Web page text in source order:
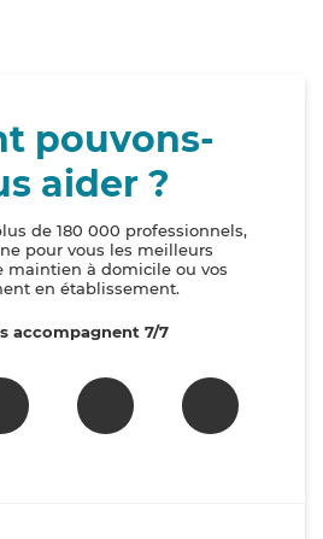
pouvons-
aider ?
de 180 000 professionnels,
pour vous les meilleurs
maintien à domicile ou vos
en établissement.
accompagnent 7/7